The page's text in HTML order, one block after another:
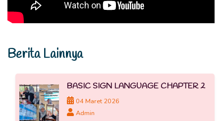
Berita Lainnya
BASIC SIGN LANGUAGE CHAPTER 2
04 Maret 2026
Admin